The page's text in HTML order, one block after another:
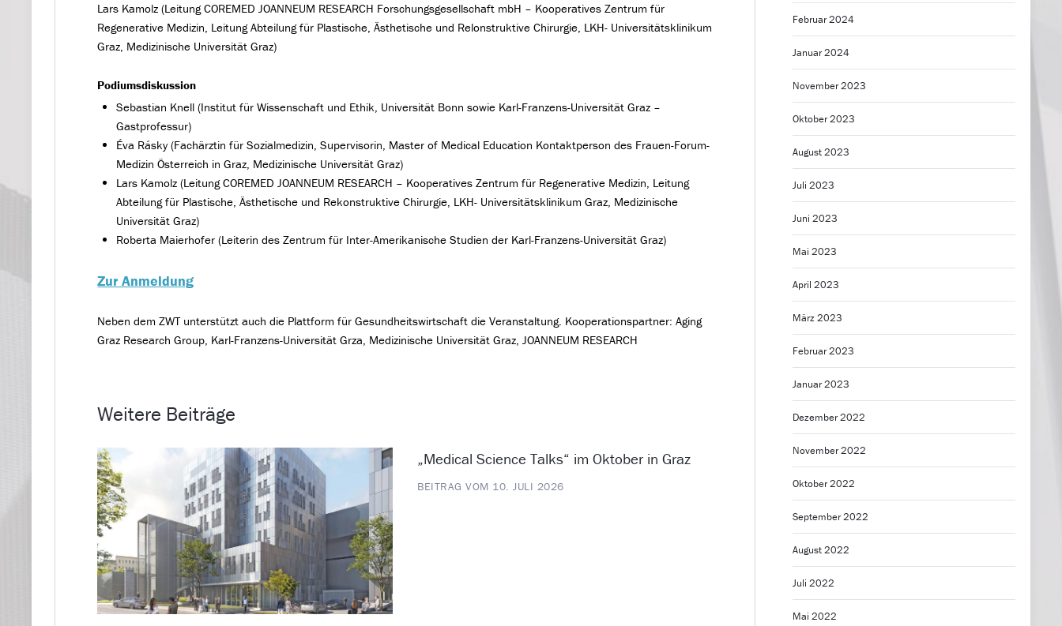
Lars Kamolz (Leitung COREMED JOANNEUM RESEARCH Forschungsgesellschaft mbH – Kooperatives Zentrum für
Regenerative Medizin, Leitung Abteilung für Plastische, Ästhetische und Relonstruktive Chirurgie, LKH- Universitätsklinikum
Graz, Medizinische Universität Graz)
Podiumsdiskussion
Sebastian Knell (Institut für Wissenschaft und Ethik, Universität Bonn sowie Karl-Franzens-Universität Graz –
Gastprofessur)
Éva Rásky (Fachärztin für Sozialmedizin, Supervisorin, Master of Medical Education Kontaktperson des Frauen-Forum-
Medizin Österreich in Graz, Medizinische Universität Graz)
Lars Kamolz (Leitung COREMED JOANNEUM RESEARCH – Kooperatives Zentrum für Regenerative Medizin, Leitung
Abteilung für Plastische, Ästhetische und Rekonstruktive Chirurgie, LKH- Universitätsklinikum Graz, Medizinische
Universität Graz)
Roberta Maierhofer (Leiterin des Zentrum für Inter-Amerikanische Studien der Karl-Franzens-Universität Graz)
Zur Anmeldung
Neben dem ZWT unterstützt auch die Plattform für Gesundheitswirtschaft die Veranstaltung. Kooperationspartner: Aging
Graz Research Group, Karl-Franzens-Universität Grza, Medizinische Universität Graz, JOANNEUM RESEARCH
Weitere Beiträge
„Medical Science Talks“ im Oktober in Graz
BEITRAG VOM 10. JULI 2026
Februar 2024
Januar 2024
November 2023
Oktober 2023
August 2023
Juli 2023
Juni 2023
Mai 2023
April 2023
März 2023
Februar 2023
Januar 2023
Dezember 2022
November 2022
Oktober 2022
September 2022
August 2022
Juli 2022
Mai 2022